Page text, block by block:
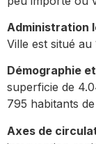
Administration
Ville est situé
Démographie
superficie de
795 habitants
Axes de